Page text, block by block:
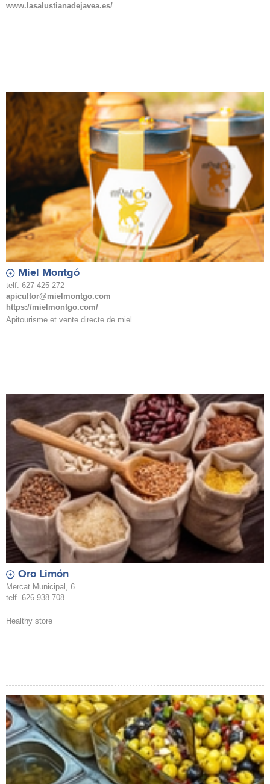
www.lasalustianadejavea.es/
Miel Montgó
telf. 627 425 272
apicultor@mielmontgo.com
https://mielmontgo.com/
Apitourisme et vente directe de miel.
Oro Limón
Mercat Municipal, 6
telf. 626 938 708
Healthy store